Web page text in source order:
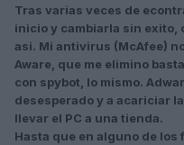
Tras varias veces de
inicio y cambiarla sin exito,
asi. Mi antivirus (McAfee)
Aware, que me elimino
con spybot, lo mismo.
desesperado y a acariciar
llevar el PC a una tienda.
Hasta que en alguno de